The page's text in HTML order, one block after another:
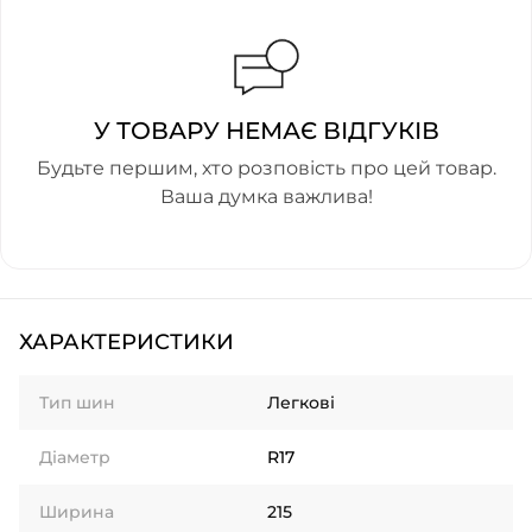
У ТОВАРУ НЕМАЄ ВІДГУКІВ
Будьте першим, хто розповість про цей товар.
Ваша думка важлива!
ХАРАКТЕРИСТИКИ
Тип шин Легкові
Діаметр R17
Ширина 215